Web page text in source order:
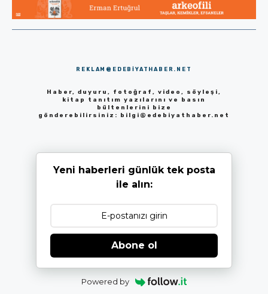
REKLAM@EDEBIYATHABER.NET
Haber, duyuru, fotoğraf, video, söyleşi,
kitap tanıtım yazılarını ve basın
bültenlerini bize
gönderebilirsiniz: bilgi@edebiyathaber.net
Yeni haberleri günlük tek posta
ile alın:
Abone ol
Powered by